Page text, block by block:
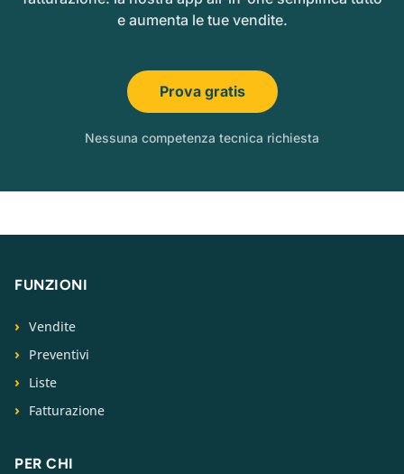
e aumenta le tue vendite.
Prova gratis
Nessuna competenza tecnica richiesta
FUNZIONI
Vendite
Preventivi
Liste
Fatturazione
PER CHI